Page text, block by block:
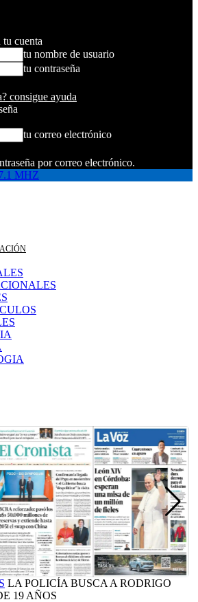
cuenta
tu nombre de usuario
tu contraseña
consigue ayuda
tu correo electrónico
por correo electrónico.
MHZ
LA POLICÍA BUSCA A RODRIGO
19 AÑOS